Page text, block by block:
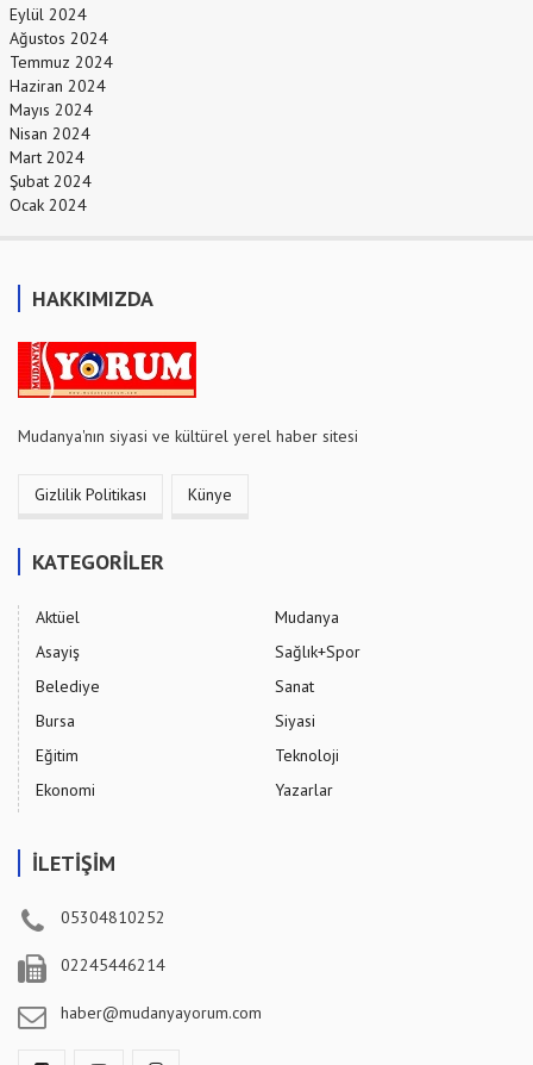
Eylül 2024
Ağustos 2024
Temmuz 2024
Haziran 2024
Mayıs 2024
Nisan 2024
Mart 2024
Şubat 2024
Ocak 2024
HAKKIMIZDA
Mudanya'nın siyasi ve kültürel yerel haber sitesi
Gizlilik Politikası Künye
KATEGORİLER
Aktüel
Asayiş
Belediye
Bursa
Eğitim
Ekonomi
Mudanya
Sağlık+Spor
Sanat
Siyasi
Teknoloji
Yazarlar
İLETİŞİM
05304810252
02245446214
haber@mudanyayorum.com